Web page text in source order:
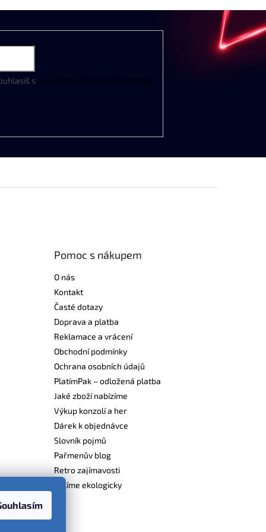
s podmínkami ochrany osobních
Pomoc s nákupem
O nás
Kontakt
Časté dotazy
Doprava a platba
Reklamace a vrácení
Obchodní podmínky
Ochrana osobních údajů
PlatímPak – odložená platba
Jaké zboží nabízíme
Výkup konzolí a her
Dárek k objednávce
Slovník pojmů
Pařmenův blog
Retro zajímavosti
Balíme ekologicky